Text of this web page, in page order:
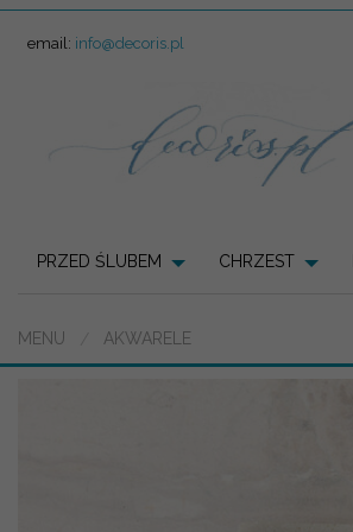
email: info@decoris.pl
PRZED ŚLUBEM CHRZEST
MENU AKWARELE